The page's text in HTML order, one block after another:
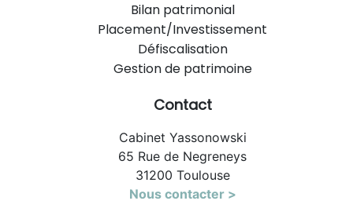
Bilan patrimonial
Placement/Investissement
Défiscalisation
Gestion de patrimoine
Contact
Cabinet Yassonowski
65 Rue de Negreneys
31200 Toulouse
Nous contacter >